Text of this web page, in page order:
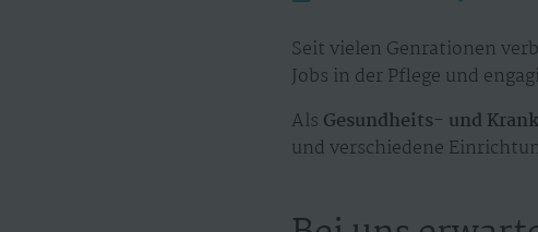
Seit vielen Genrationen
Jobs in der Pflege und
Als Gesundheits- und
und verschiedene